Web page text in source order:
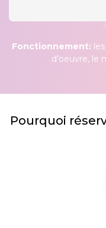
Fonctionnement:
d'oeuvre, le
Pourquoi